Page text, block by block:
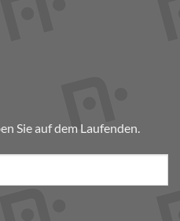
Sie auf dem Laufenden.